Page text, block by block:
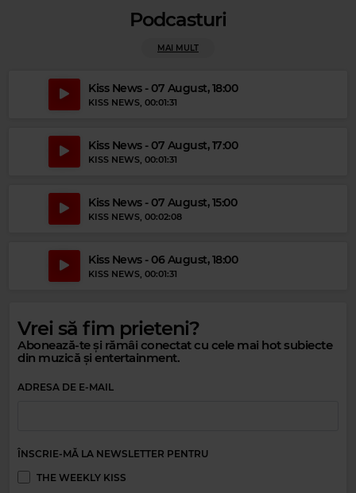
Magic Relax
MUSIC TRAVEL LOVE FT JONAH BAKER
Podcasturi
MAI MULT
Kiss News - 07 August, 18:00
KISS NEWS , 00:01:31
Kiss News - 07 August, 17:00
KISS NEWS , 00:01:31
Kiss News - 07 August, 15:00
KISS NEWS , 00:02:08
Kiss News - 06 August, 18:00
KISS NEWS , 00:01:31
Vrei să fim prieteni?
Abonează-te și rămâi conectat cu cele mai hot subiecte
din muzică și entertainment.
ADRESA DE E-MAIL
ÎNSCRIE-MĂ LA NEWSLETTER PENTRU
THE WEEKLY KISS